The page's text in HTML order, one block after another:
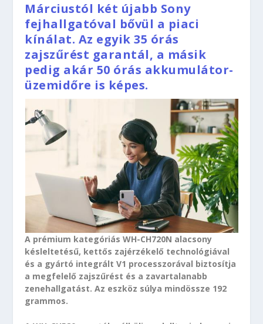
Márciustól két újabb Sony
fejhallgatóval bővül a piaci
kínálat. Az egyik 35 órás
zajszűrést garantál, a másik
pedig akár 50 órás akkumulátor-
üzemidőre is képes.
A prémium kategóriás WH-CH720N alacsony
késleltetésű, kettős zajérzékelő technológiával
és a gyártó integrált V1 processzorával biztosítja
a megfelelő zajszűrést és a zavartalanabb
zenehallgatást. Az eszköz súlya mindössze 192
grammos.